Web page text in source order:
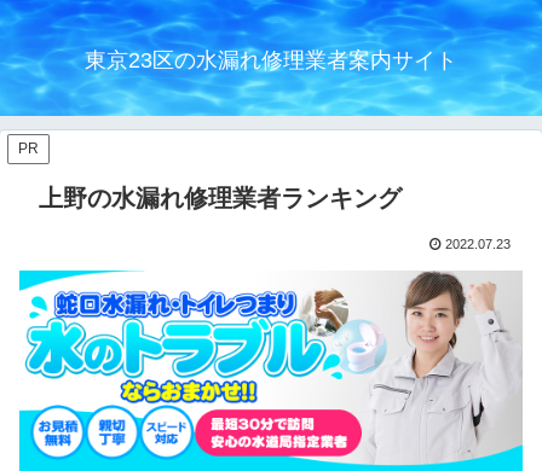
東京23区の水漏れ修理業者案内サイト
PR
上野の水漏れ修理業者ランキング
2022.07.23